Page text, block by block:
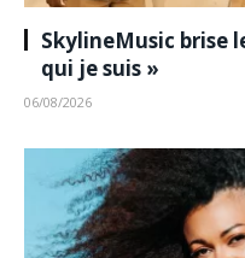
SkylineMusic brise
qui je suis »
06/08/2026